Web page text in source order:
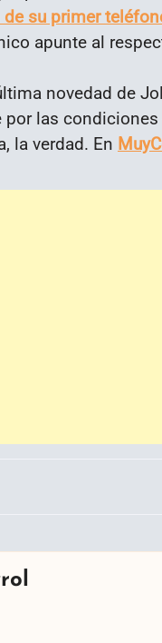
su primer
apunte al
novedad de
por las
la verdad. En